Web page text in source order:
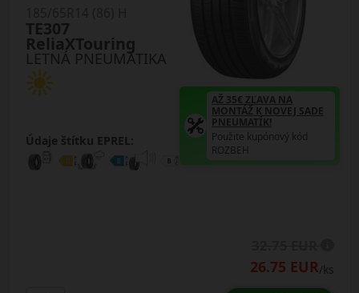
LETNÁ PNEUMATIKA
TE307
ReliaXTouring
Údaje štítku EPREL:
AŽ 35€ ZĽAVA NA
MONTÁŽ K NOVEJ SADE
PNEUMATÍK!
Použite kupónový kód
ROZBEH
26.75 EUR/ks